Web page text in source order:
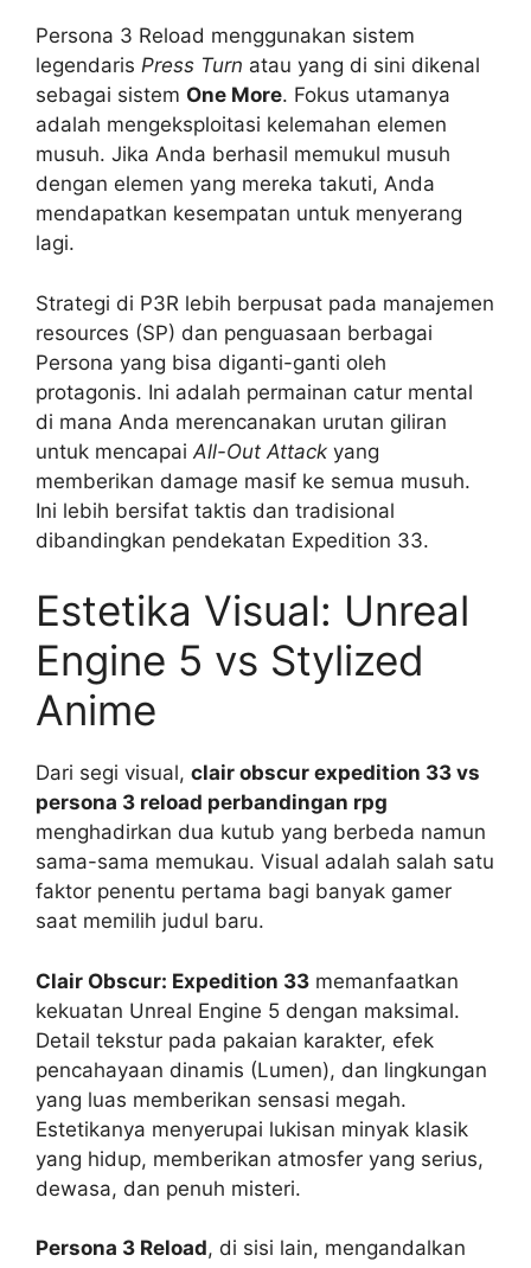
Persona 3 Reload menggunakan sistem
legendaris Press Turn atau yang di sini dikenal
sebagai sistem One More. Fokus utamanya
adalah mengeksploitasi kelemahan elemen
musuh. Jika Anda berhasil memukul musuh
dengan elemen yang mereka takuti, Anda
mendapatkan kesempatan untuk menyerang
lagi.
Strategi di P3R lebih berpusat pada manajemen
resources (SP) dan penguasaan berbagai
Persona yang bisa diganti-ganti oleh
protagonis. Ini adalah permainan catur mental
di mana Anda merencanakan urutan giliran
untuk mencapai All-Out Attack yang
memberikan damage masif ke semua musuh.
Ini lebih bersifat taktis dan tradisional
dibandingkan pendekatan Expedition 33.
Estetika Visual: Unreal
Engine 5 vs Stylized
Anime
Dari segi visual, clair obscur expedition 33 vs
persona 3 reload perbandingan rpg
menghadirkan dua kutub yang berbeda namun
sama-sama memukau. Visual adalah salah satu
faktor penentu pertama bagi banyak gamer
saat memilih judul baru.
Clair Obscur: Expedition 33 memanfaatkan
kekuatan Unreal Engine 5 dengan maksimal.
Detail tekstur pada pakaian karakter, efek
pencahayaan dinamis (Lumen), dan lingkungan
yang luas memberikan sensasi megah.
Estetikanya menyerupai lukisan minyak klasik
yang hidup, memberikan atmosfer yang serius,
dewasa, dan penuh misteri.
Persona 3 Reload, di sisi lain, mengandalkan